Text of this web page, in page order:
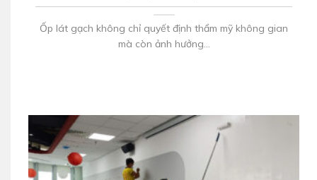
Ốp lát gạch không chỉ quyết định thẩm mỹ không gian
mà còn ảnh hưởng...